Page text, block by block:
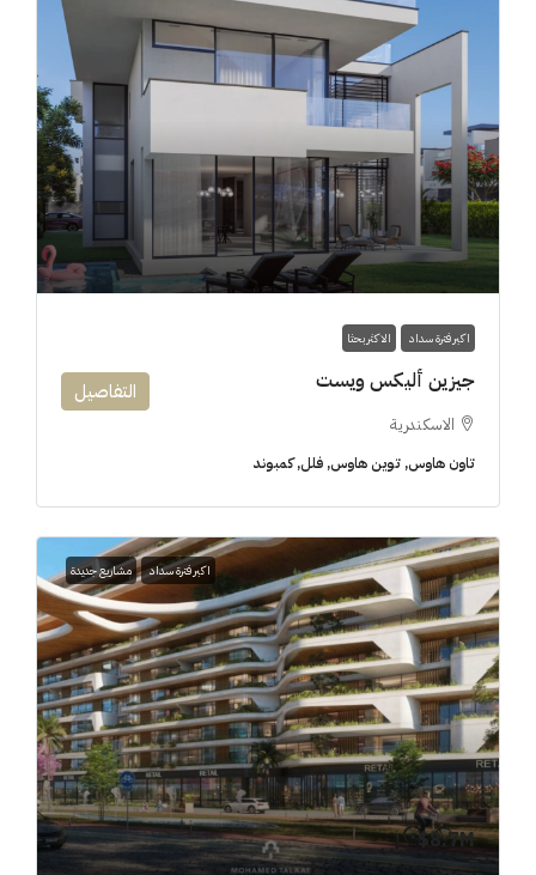
اكبر فترة سداد الاكثر بحثا
جيزين أليكس ويست
الاسكندرية
تاون هاوس, توين هاوس, فلل, كمبوند
التفاصيل
اكبر فترة سداد مشاريع جديدة
8.7M$